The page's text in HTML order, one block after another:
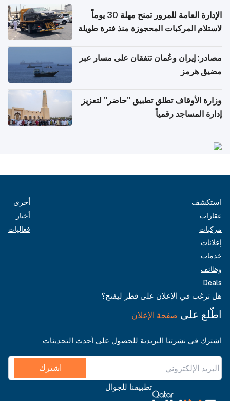
الإدارة العامة للمرور تمنح مهلة 30 يوماً
لاستلام المركبات المحجوزة منذ فترة طويلة
مصادر: إيران وعُمان تتفقان على مسار عبر
مضيق هرمز
وزارة الأوقاف تطلق تطبيق "حاضر" لتعزيز
إدارة المساجد رقمياً
استكشف
عقارات
مركبات
إعلانات
خدمات
وظائف
Deals
أخرى
أخبار
فعاليات
هل ترغب في الإعلان على قطر ليفنج؟
اطّلع على صفحة الإعلان
اشترك في نشرتنا البريدية للحصول على أحدث التحديثات
اشترك
تطبيقنا للجوال